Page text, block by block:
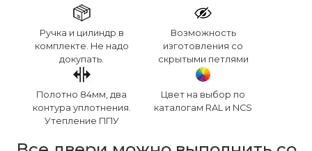
Ручка и цилиндр в
комплекте. Не надо
докупать.
Возможность
изготовления со
скрытыми петлями
Полотно 84мм, два
контура уплотнения.
Утепление ППУ
Цвет на выбор по
каталогам RAL и NCS